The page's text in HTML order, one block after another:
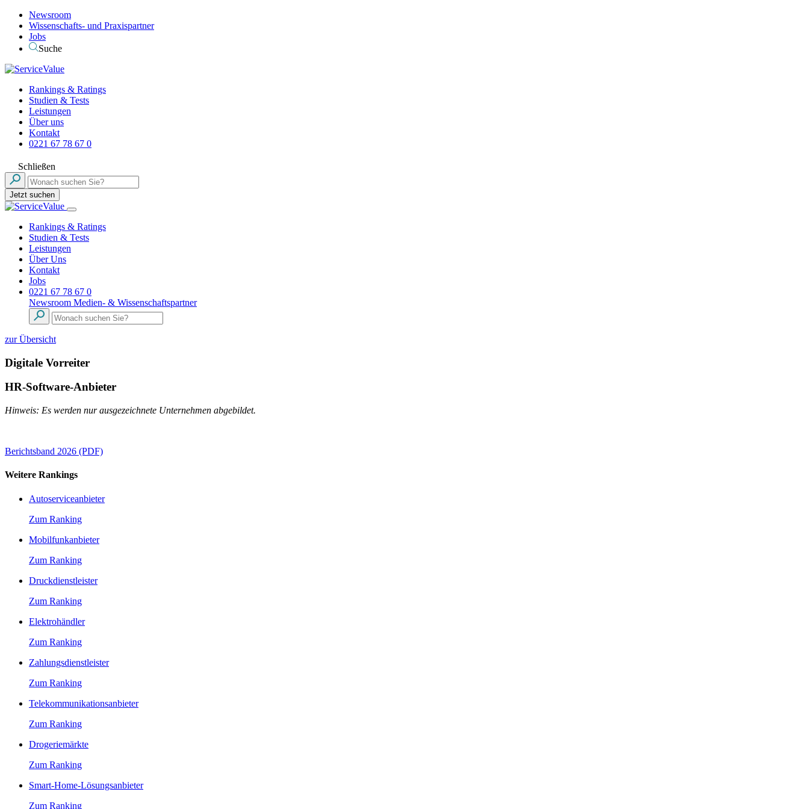
Newsroom
Wissenschafts- und Praxispartner
Jobs
Suche
Rankings & Ratings
Studien & Tests
Leistungen
Über uns
Kontakt
0221 67 78 67 0
Schließen
Jetzt suchen
Rankings & Ratings
Studien & Tests
Leistungen
Über Uns
Kontakt
Jobs
0221 67 78 67 0
Newsroom Medien- & Wissenschaftspartner
zur Übersicht
Digitale Vorreiter
HR-Software-Anbieter
Hinweis: Es werden nur ausgezeichnete Unternehmen abgebildet.
Berichtsband 2026 (PDF)
Weitere Rankings
Autoserviceanbieter
Zum Ranking
Mobilfunkanbieter
Zum Ranking
Druckdienstleister
Zum Ranking
Elektrohändler
Zum Ranking
Zahlungsdienstleister
Zum Ranking
Telekommunikationsanbieter
Zum Ranking
Drogeriemärkte
Zum Ranking
Smart-Home-Lösungsanbieter
Zum Ranking